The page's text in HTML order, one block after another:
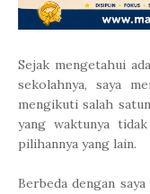
Sejak mengetahui
sekolahnya, saya
mengikuti salah
yang waktunya
pilihannya yang lain.
Berbeda dengan